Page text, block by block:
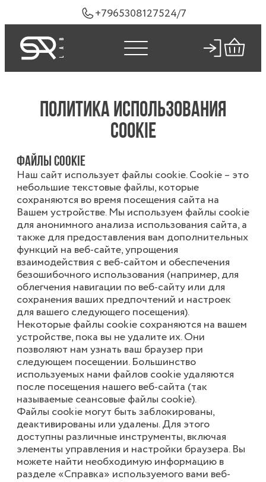
+7965308127524/7
ПОЛИТИКА ИСПОЛЬЗОВАНИЯ
COOKIE
Файлы cookie
Наш сайт использует файлы cookie. Cookie – это
небольшие текстовые файлы, которые
сохраняются во время посещения сайта на
Вашем устройстве. Мы используем файлы cookie
для анонимного анализа использования сайта, а
также для предоставления вам дополнительных
функций на веб-сайте, упрощения
взаимодействия с веб-сайтом и обеспечения
безошибочного использования (например, для
облегчения навигации по веб-сайту или для
сохранения ваших предпочтений и настроек
для вашего следующего посещения).
Некоторые файлы cookie сохраняются на вашем
устройстве, пока вы не удалите их. Они
позволяют нам узнать ваш браузер при
следующем посещении. Большинство
используемых нами файлов cookie удаляются
после посещения нашего веб-сайта (так
называемые сеансовые файлы cookie).
Файлы cookie могут быть заблокированы,
деактивированы или удалены. Для этого
доступны различные инструменты, включая
элементы управления и настройки браузера. Вы
можете найти необходимую информацию в
разделе «Справка» используемого вами веб-